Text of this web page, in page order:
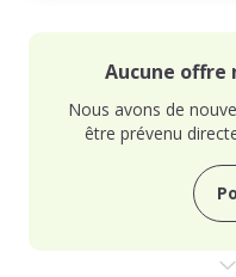
Aucune offre
Nous avons de
être prévenu